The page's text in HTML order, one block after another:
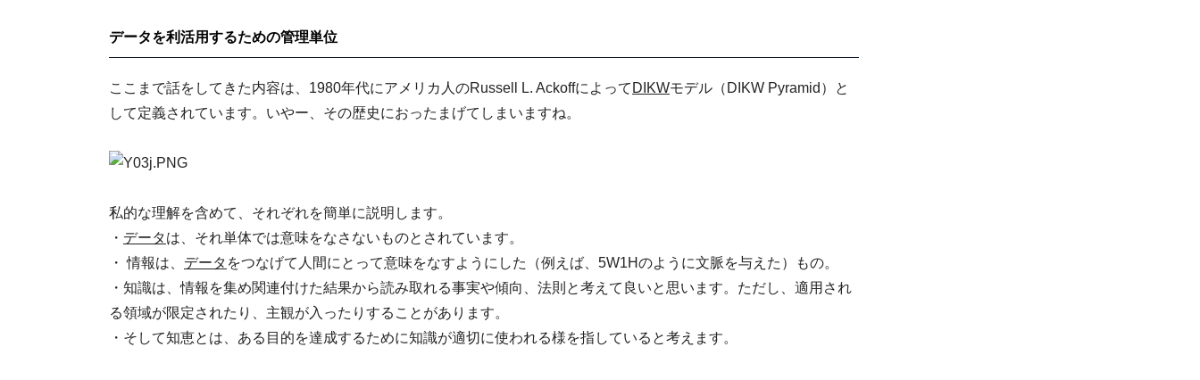
データを利活用するための管理単位
ここまで話をしてきた内容は、1980年代にアメリカ人のRussell L. Ackoffによって DIKWモデル（DIKW Pyramid）と
して定義されています。いやー、その歴史におったまげてしまいますね。
私的な理解を含めて、それぞれを簡単に説明します。
・ データは、それ単体では意味をなさないものとされています。
・ 情報は、 データ をつなげて人間にとって意味をなすようにした（例えば、5W1Hのように文脈を与えた）もの。
・知識は、情報を集め関連付けた結果から読み取れる事実や傾向、法則と考えて良いと思います。ただし、適用され
る領域が限定されたり、主観が入ったりすることがあります。
・そして知恵とは、ある目的を達成するために知識が適切に使われる様を指していると考えます。